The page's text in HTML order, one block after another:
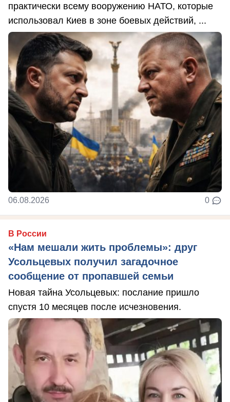
практически всему вооружению НАТО, которые
использовал Киев в зоне боевых действий, ...
06.08.2026 0
В России
«Нам мешали жить проблемы»: друг
Усольцевых получил загадочное
сообщение от пропавшей семьи
Новая тайна Усольцевых: послание пришло
спустя 10 месяцев после исчезновения.